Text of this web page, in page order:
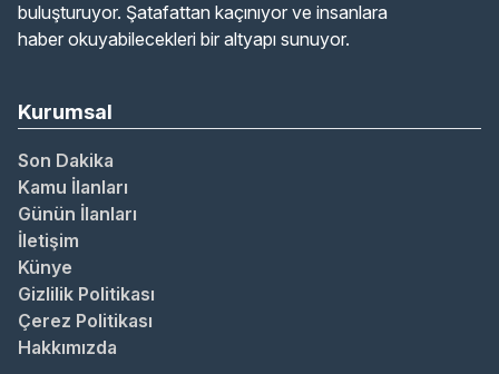
buluşturuyor. Şatafattan kaçınıyor ve insanlara
haber okuyabilecekleri bir altyapı sunuyor.
Kurumsal
Son Dakika
Kamu İlanları
Günün İlanları
İletişim
Künye
Gizlilik Politikası
Çerez Politikası
Hakkımızda